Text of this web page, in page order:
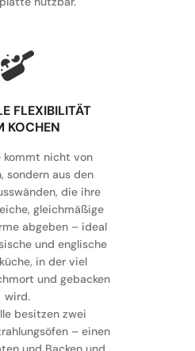
FLEXIBILITÄT
KOCHEN
kommt nicht von
sondern aus den
die ihre
gleichmäßige
abgeben – ideal
und englische
in der viel
und gebacken
wird.
besitzen zwei
– einen